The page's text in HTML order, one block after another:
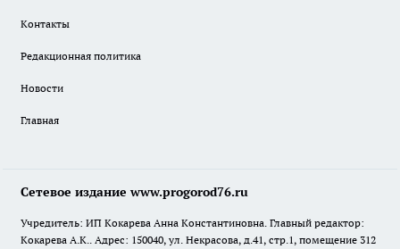
Контакты
Редакционная политика
Новости
Главная
Сетевое издание www.progorod76.ru
Учредитель: ИП Кокарева Анна Константиновна. Главный редактор:
Кокарева А.К.. Адрес: 150040, ул. Некрасова, д.41, стр.1, помещение 312